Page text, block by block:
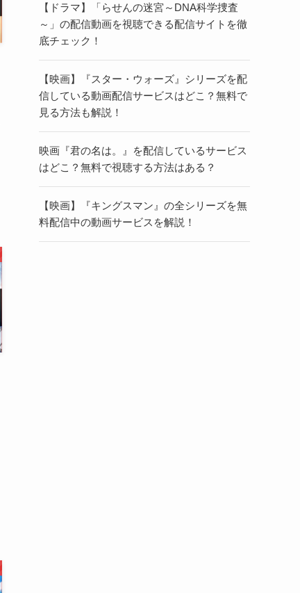
【ドラマ】「らせんの迷宮～DNA科学捜査
～」の配信動画を視聴できる配信サイトを徹
底チェック！
【映画】『スター・ウォーズ』シリーズを配
信している動画配信サービスはどこ？無料で
見る方法も解説！
映画『君の名は。』を配信しているサービス
はどこ？無料で視聴する方法はある？
【映画】『キングスマン』の全シリーズを無
料配信中の動画サービスを解説！